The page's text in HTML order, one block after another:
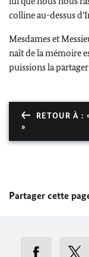
colline au-dessus
Mesdames et
naît de la mémoire
puissions la
RETOUR À :
»
Partager cette